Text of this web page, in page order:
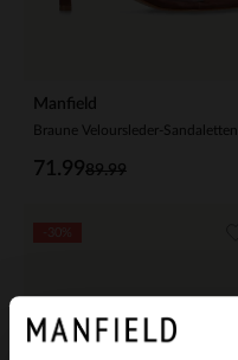
Manfield
Braune Veloursleder-Sandaletten
89.99
71.99